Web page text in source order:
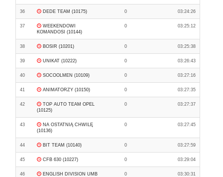
36 DEDE TEAM (10175) 0 03:24:26
37
WEEKENDOWI
KOMANDOSI (10144)
0 03:25:12
38 BOSIR (10201) 0 03:25:38
39 UNIKAT (10222) 0 03:26:43
40 SOCOOLMEN (10109) 0 03:27:16
41 ANIMATORZY (10150) 0 03:27:35
42
TOP AUTO TEAM OPEL
(10125)
0 03:27:37
43
NA OSTATNIĄ CHWILĘ
(10136)
0 03:27:45
44 BIT TEAM (10140) 0 03:27:59
45 CFB 630 (10227) 0 03:29:04
46 ENGLISH DIVISION UMB 0 03:30:31